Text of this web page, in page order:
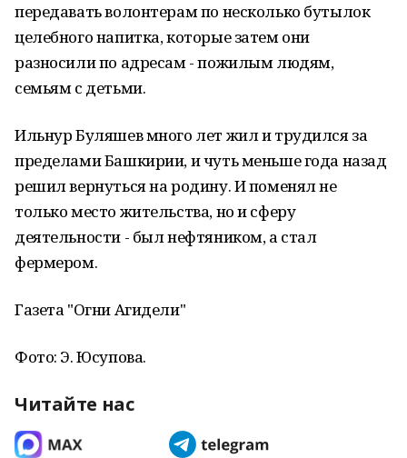
передавать волонтерам по несколько бутылок
целебного напитка, которые затем они
разносили по адресам - пожилым людям,
семьям с детьми.
Ильнур Буляшев много лет жил и трудился за
пределами Башкирии, и чуть меньше года назад
решил вернуться на родину. И поменял не
только место жительства, но и сферу
деятельности - был нефтяником, а стал
фермером.
Газета "Огни Агидели"
Фото: Э. Юсупова.
Читайте нас